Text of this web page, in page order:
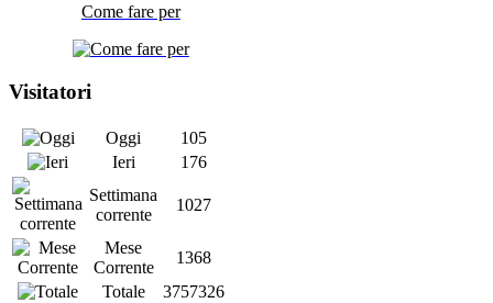
Come fare per
Visitatori
Oggi
105
Ieri
176
Settimana
corrente
1027
Mese
Corrente
1368
Totale
3757326